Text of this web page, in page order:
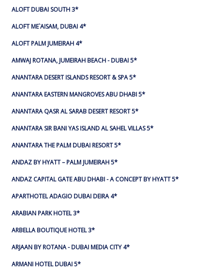
ALOFT DUBAI SOUTH 3*
ALOFT ME`AISAM, DUBAI 4*
ALOFT PALM JUMEIRAH 4*
AMWAJ ROTANA, JUMEIRAH BEACH - DUBAI 5*
ANANTARA DESERT ISLANDS RESORT & SPA 5*
ANANTARA EASTERN MANGROVES ABU DHABI 5*
ANANTARA QASR AL SARAB DESERT RESORT 5*
ANANTARA SIR BANI YAS ISLAND AL SAHEL VILLAS 5*
ANANTARA THE PALM DUBAI RESORT 5*
ANDAZ BY HYATT – PALM JUMEIRAH 5*
ANDAZ CAPITAL GATE ABU DHABI - A CONCEPT BY HYATT 5*
APARTHOTEL ADAGIO DUBAI DEIRA 4*
ARABIAN PARK HOTEL 3*
ARBELLA BOUTIQUE HOTEL 3*
ARJAAN BY ROTANA - DUBAI MEDIA CITY 4*
ARMANI HOTEL DUBAI 5*